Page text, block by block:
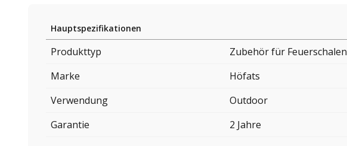
Hauptspezifikationen
Produkttyp
Zubehör für Feuerschalen
Marke
Höfats
Verwendung
Outdoor
Garantie
2 Jahre